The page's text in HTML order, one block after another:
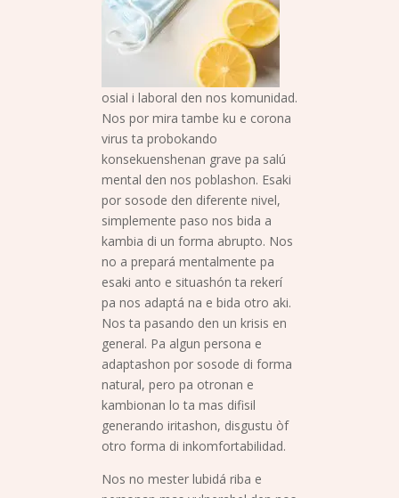
osial i laboral den nos komunidad.
Nos por mira tambe ku e corona
virus ta probokando
konsekuenshenan grave pa salú
mental den nos poblashon. Esaki
por sosode den diferente nivel,
simplemente paso nos bida a
kambia di un forma abrupto. Nos
no a prepará mentalmente pa
esaki anto e situashón ta rekerí
pa nos adaptá na e bida otro aki.
Nos ta pasando den un krisis en
general. Pa algun persona e
adaptashon por sosode di forma
natural, pero pa otronan e
kambionan lo ta mas difisil
generando iritashon, disgustu òf
otro forma di inkomfortabilidad.
Nos no mester lubidá riba e